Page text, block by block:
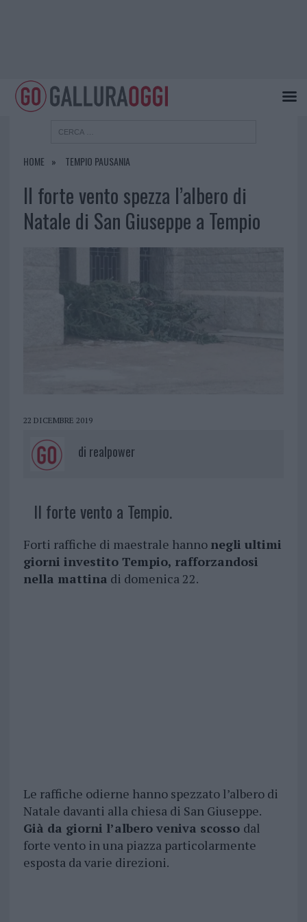
HOME TEMPIO PAUSANIA
Il forte vento spezza l’albero di
Natale di San Giuseppe a Tempio
22 DICEMBRE 2019
di realpower
Il forte vento a Tempio.
Forti raffiche di maestrale hanno negli ultimi
giorni investito Tempio, rafforzandosi
nella mattina di domenica 22.
Le raffiche odierne hanno spezzato l’albero di
Natale davanti alla chiesa di San Giuseppe.
Già da giorni l’albero veniva scosso dal
forte vento in una piazza particolarmente
esposta da varie direzioni.